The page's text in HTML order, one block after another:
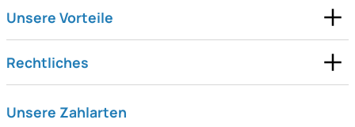
Unsere Vorteile
Rechtliches
Unsere Zahlarten